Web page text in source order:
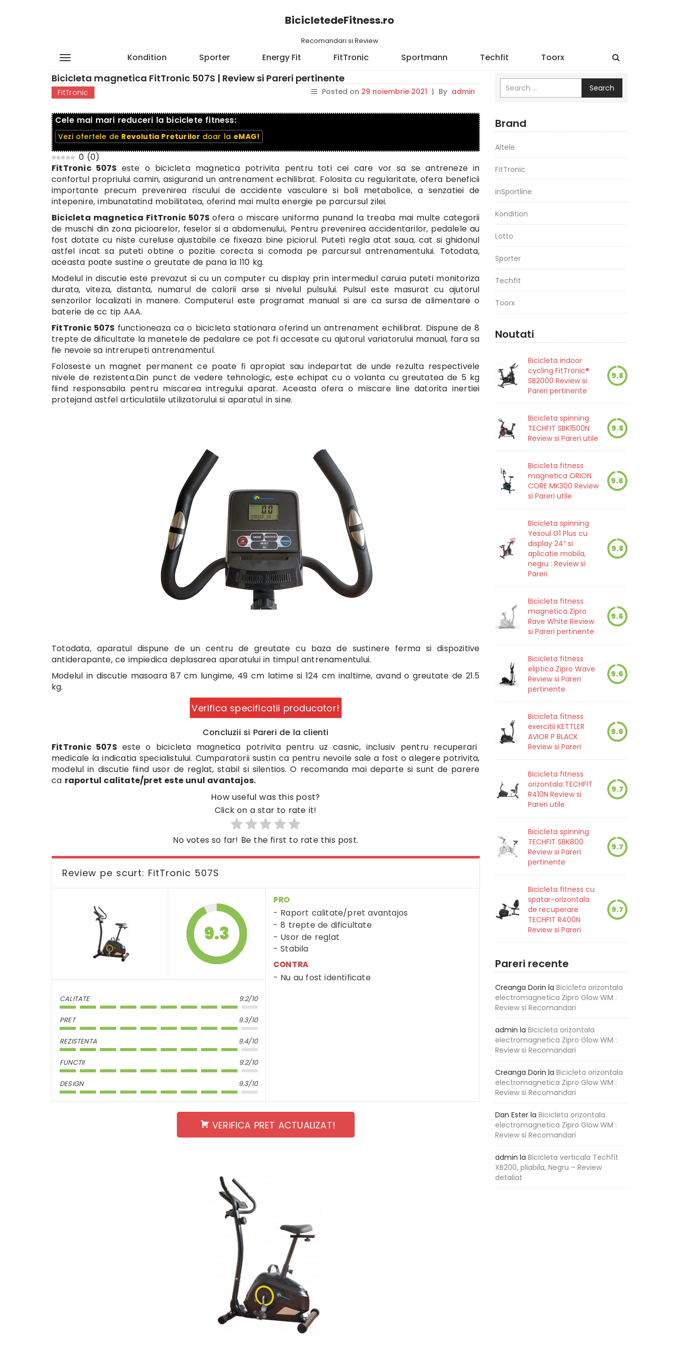
BicicletedeFitness.ro
Recomandari si Review
Kondition Sporter Energy Fit FitTronic Sportmann Techfit Toorx
Bicicleta magnetica FitTronic 507S | Review si Pareri pertinente
FitTronic Posted on 29 noiembrie 2021 | By admin
Cele mai mari reduceri la biciclete fitness:
Vezi ofertele de Revolutia Preturilor doar la eMAG!
0 (0)
FitTronic 507S este o bicicleta magnetica potrivita pentru toti cei care vor sa se antreneze in
confortul propriului camin, asigurand un antrenament echilibrat. Folosita cu regularitate, ofera beneficii
importante precum prevenirea riscului de accidente vasculare si boli metabolice, a senzatiei de
intepenire, imbunatatind mobilitatea, oferind mai multa energie pe parcursul zilei.
Bicicleta magnetica FitTronic 507Sofera o miscare uniforma punand la treaba mai multe categorii
de muschi din zona picioarelor, feselor si a abdomenului,. Pentru prevenirea accidentarilor, pedalele au
fost dotate cu niste cureluse ajustabile ce fixeaza bine piciorul. Puteti regla atat saua, cat si ghidonul
astfel incat sa puteti obtine o pozitie corecta si comoda pe parcursul antrenamentului. Totodata,
aceasta poate sustine o greutate de pana la 110 kg.
Modelul in discutie este prevazut si cu un computer cu display prin intermediul caruia puteti monitoriza
durata, viteza, distanta, numarul de calorii arse si nivelul pulsului. Pulsul este masurat cu ajutorul
senzorilor localizati in manere. Computerul este programat manual si are ca sursa de alimentare o
baterie de cc tip AAA.
FitTronic 507S functioneaza ca o bicicleta stationara oferind un antrenament echilibrat. Dispune de 8
trepte de dificultate la manetele de pedalare ce pot fi accesate cu ajutorul variatorului manual, fara sa
fie nevoie sa intrerupeti antrenamentul.
Foloseste un magnet permanent ce poate fi apropiat sau indepartat de unde rezulta respectivele
nivele de rezistenta.Din punct de vedere tehnologic, este echipat cu o volanta cu greutatea de 5 kg
fiind responsabila pentru miscarea intregului aparat. Aceasta ofera o miscare line datorita inertiei
protejand astfel articulatiile utilizatorului si aparatul in sine.
Totodata, aparatul dispune de un centru de greutate cu baza de sustinere ferma si dispozitive
antiderapante, ce impiedica deplasarea aparatului in timpul antrenamentului.
Modelul in discutie masoara 87 cm lungime, 49 cm latime si 124 cm inaltime, avand o greutate de 21.5
kg.
Verifica specificatii producator!
Concluzii si Pareri de la clienti
FitTronic 507S este o bicicleta magnetica potrivita pentru uz casnic, inclusiv pentru recuperari
medicale la indicatia specialistului. Cumparatorii sustin ca pentru nevoile sale a fost o alegere potrivita,
modelul in discutie fiind usor de reglat, stabil si silentios. O recomanda mai departe si sunt de parere
ca raportul calitate/pret este unul avantajos.
How useful was this post?
Click on a star to rate it!
No votes so far! Be the first to rate this post.
Review pe scurt: FitTronic 507S
9.3
CALITATE 9.2/10
PRET 9.3/10
REZISTENTA 9.4/10
FUNCTII 9.2/10
DESIGN 9.3/10
PRO
Raport calitate/pret avantajos
8 trepte de dificultate
Usor de reglat
Stabila
CONTRA
Nu au fost identificate
VERIFICA PRET ACTUALIZAT!
Search
Brand
Altele
FitTronic
inSportline
Kondition
Lotto
Sporter
Techfit
Toorx
Noutati
Bicicleta indoor
cycling FitTronic®
SB2000 Review si
Pareri pertinente
9.8
Bicicleta spinning
TECHFIT SBK1500N
Review si Pareri utile
9.8
Bicicleta fitness
magnetica ORION
CORE MK300 Review
si Pareri utile
9.6
Bicicleta spinning
Yesoul G1 Plus cu
display 24” si
aplicatie mobila,
negru : Review si
Pareri
9.8
Bicicleta fitness
magnetica Zipro
Rave White Review
si Pareri pertinente
9.6
Bicicleta fitness
eliptica Zipro Wave
Review si Pareri
pertinente
9.6
Bicicleta fitness
exercitii KETTLER
AVIOR P BLACK
Review si Pareri
9.6
Bicicleta fitness
orizontala TECHFIT
R410N Review si
Pareri utile
9.7
Bicicleta spinning
TECHFIT SBK800
Review si Pareri
pertinente
9.7
Bicicleta fitness cu
spatar-orizontala
de recuperare
TECHFIT R400N
Review si Pareri
9.7
Pareri recente
Creanga Dorin la Bicicleta orizontala
electromagnetica Zipro Glow WM :
Review si Recomandari
admin la Bicicleta orizontala
electromagnetica Zipro Glow WM :
Review si Recomandari
Creanga Dorin la Bicicleta orizontala
electromagnetica Zipro Glow WM :
Review si Recomandari
Dan Esterla Bicicleta orizontala
electromagnetica Zipro Glow WM :
Review si Recomandari
admin la Bicicleta verticala Techfit
XB200, pliabila, Negru – Review
detaliat